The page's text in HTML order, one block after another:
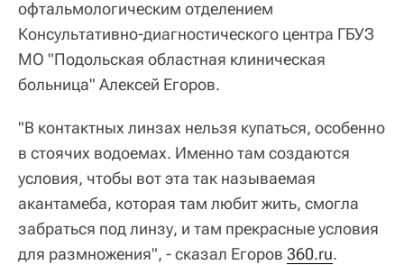
офтальмологическим отделением
Консультативно-диагностического центра ГБУЗ
МО "Подольская областная клиническая
больница" Алексей Егоров.
"В контактных линзах нельзя купаться, особенно
в стоячих водоемах. Именно там создаются
условия, чтобы вот эта так называемая
акантамеба, которая там любит жить, смогла
забраться под линзу, и там прекрасные условия
для размножения", - сказал Егоров 360.ru.